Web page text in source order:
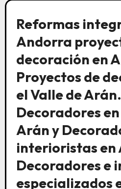
Reformas
Andorra
decoración en
Proyectos de
el Valle de Arán.
Decoradores
Arán y
interioristas en
Decoradores e
especializados